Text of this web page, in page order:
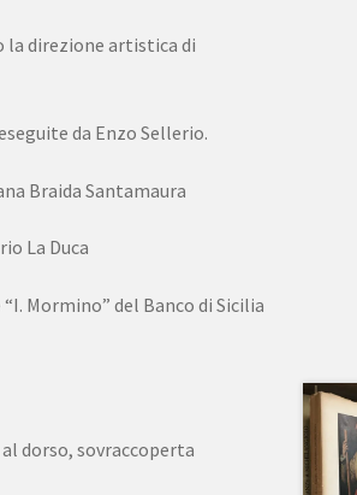
direzione artistica di
da Enzo Sellerio.
Braida Santamaura
La Duca
Mormino” del Banco di Sicilia
dorso, sovraccoperta